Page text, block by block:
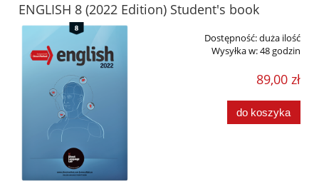
ENGLISH 8 (2022 Edition) Student's book
Dostępność:duża ilość
Wysyłka w:48 godzin
89,00 zł
do koszyka